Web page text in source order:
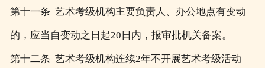
第十一条 艺术考级机构主要负责人、办公地点有变动
的，应当自变动之日起20日内，报审批机关备案。
第十二条 艺术考级机构连续2年不开展艺术考级活动